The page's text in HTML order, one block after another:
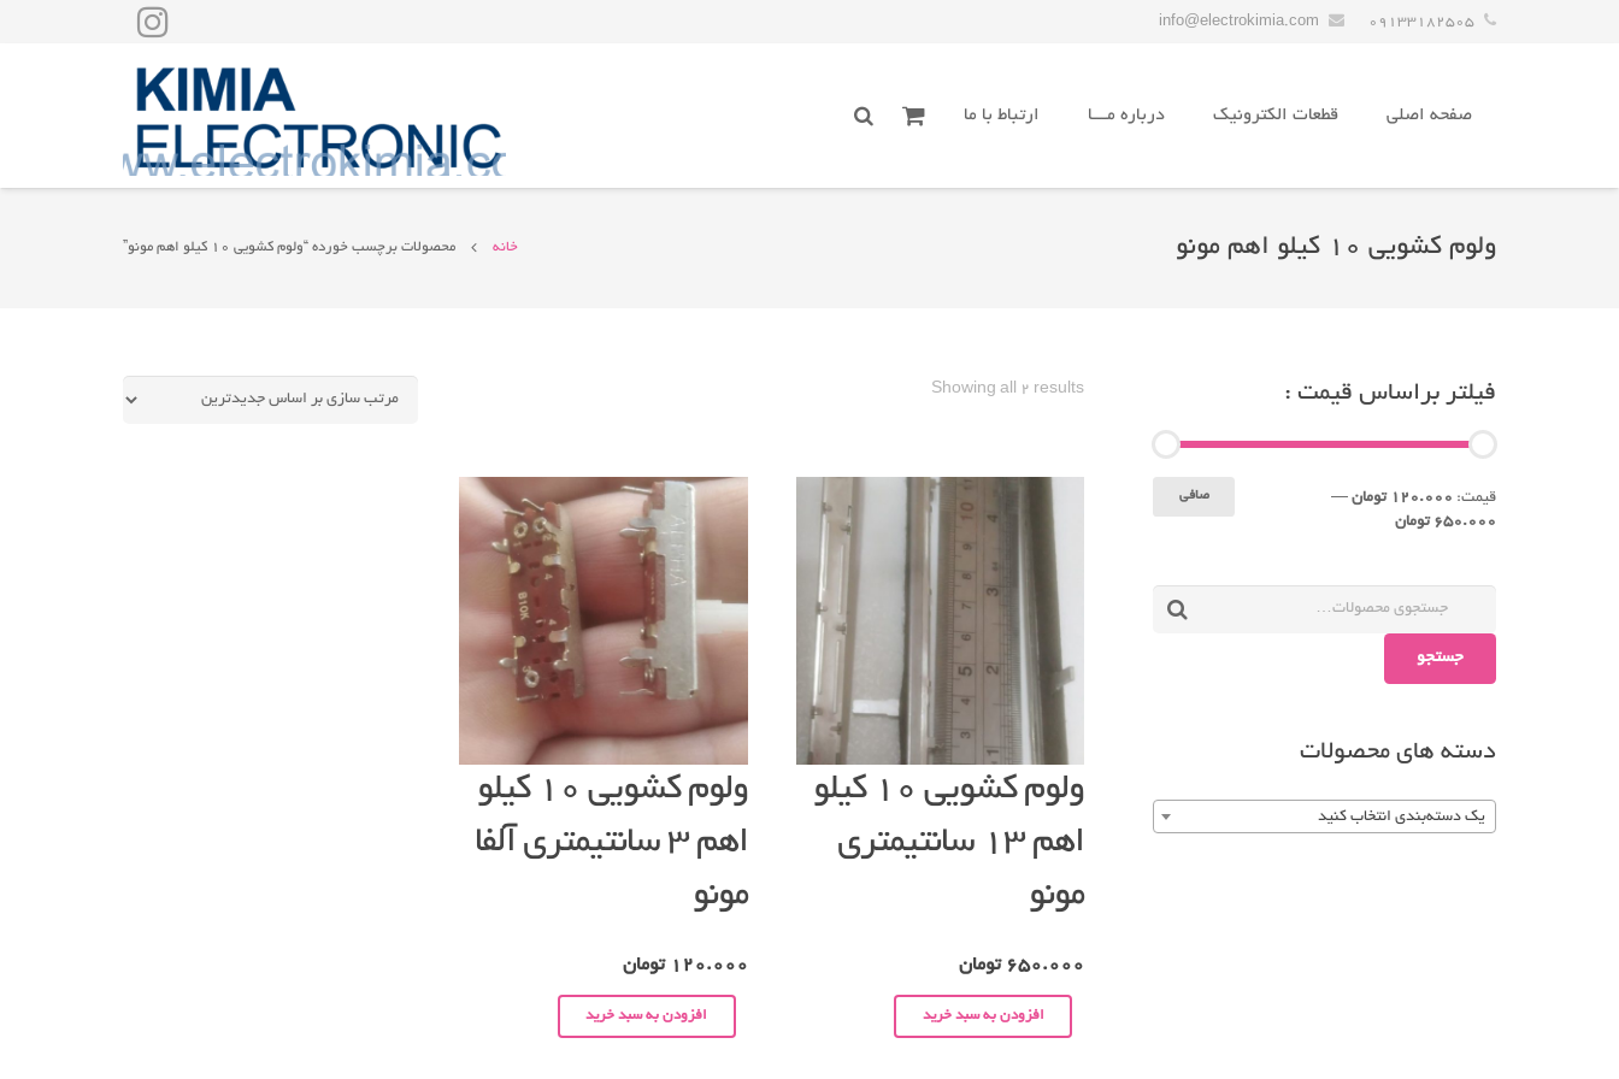
09133182505
info@electrokimia.com
صفحه اصلی قطعات الکترونیک درباره مـــا ارتباط با ما
ولوم کشویی 10 کیلو اهم مونو خانه محصولات برچسب خورده “ولوم کشویی 10 کیلو اهم مونو”
Showing all 2 results
ولوم کشویی ۱۰ کیلو
اهم ۱۳ سانتیمتری
مونو
650.000 تومان
افزودن به سبد خرید
ولوم کشویی ۱۰ کیلو
اهم ۳ سانتیمتری آلفا
مونو
120.000 تومان
افزودن به سبد خرید
فیلتر براساس قیمت :
حداقل
حداكثر
صافی قيمت: 120.000 تومان
—
650.000 تومان
جستجو
دسته های محصولات
یک دسته‌بندی انتخاب کنید